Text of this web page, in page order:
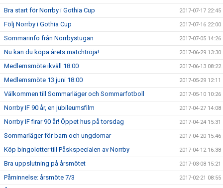
Bra start för Norrby i Gothia Cup 2017-07-17 22:45
Följ Norrby i Gothia Cup 2017-07-16 22:00
Sommarinfo från Norrbystugan 2017-07-05 14:26
Nu kan du köpa årets matchtröja! 2017-06-29 13:30
Medlemsmöte ikväll 18:00 2017-06-13 08:22
Medlemsmöte 13 juni 18:00 2017-05-29 12:11
Välkommen till Sommarläger och Sommarfotboll 2017-05-10 10:26
Norrby IF 90 år, en jubileumsfilm 2017-04-27 14:08
Norrby IF firar 90 år! Öppet hus på torsdag 2017-04-24 15:31
Sommarläger för barn och ungdomar 2017-04-20 15:46
Köp bingolotter till Påskspecialen av Norrby 2017-04-12 16:38
Bra uppslutning på årsmötet 2017-03-08 15:21
Påminnelse: årsmöte 7/3 2017-02-21 08:55